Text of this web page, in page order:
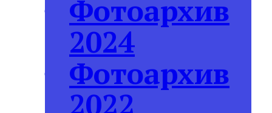
Фотоархив
2024
Фотоархив
2022